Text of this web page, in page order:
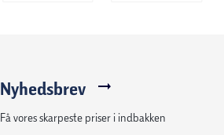
Nyhedsbrev
Få vores skarpeste priser i indbakken